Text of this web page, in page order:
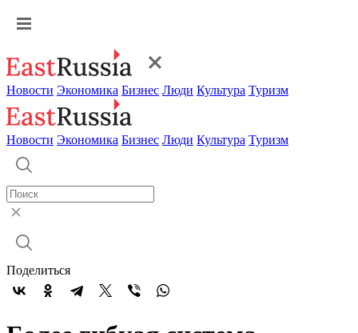
Новости Экономика Бизнес Люди Культура Туризм
Новости Экономика Бизнес Люди Культура Туризм
Поделиться